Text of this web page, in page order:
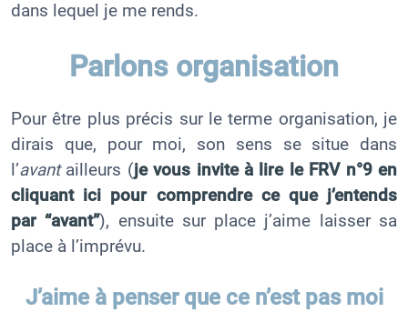
dans lequel je me rends.
Parlons organisation
Pour être plus précis sur le terme organisation, je
dirais que, pour moi, son sens se situe dans
l’avantailleurs (je vous invite à lire le FRV n°9 en
cliquant ici pour comprendre ce que j’entends
par “avant”), ensuite sur place j’aime laisser sa
place à l’imprévu.
J’aime à penser que ce n’est pas moi